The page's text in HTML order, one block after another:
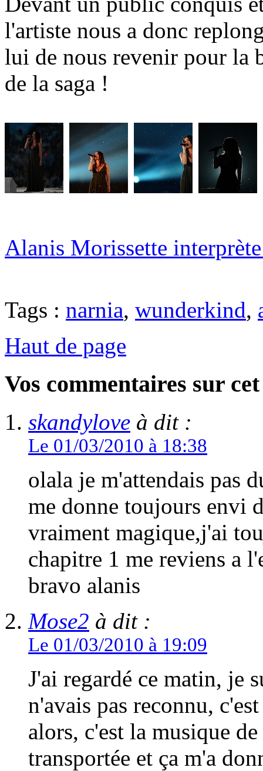
l'artiste nous a donc
lui de nous revenir pour la
de la saga !
Alanis Morissette
Tags : narnia, wunderkind,
Haut de page
Vos commentaires sur
skandylove à dit :
Le 01/03/2010 à 18:38
olala je m'attendais pas
me donne toujours envi
vraiment magique,j'ai
chapitre 1 me reviens a
bravo alanis
Mose2 à dit :
Le 01/03/2010 à 19:09
J'ai regardé ce matin, je
n'avais pas reconnu,
alors, c'est la musique
transportée et ça m'a